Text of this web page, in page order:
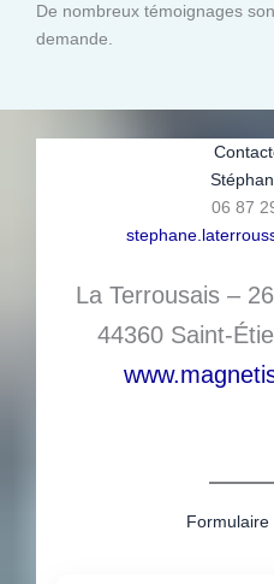
De nombreux témoignages
demande.
06 87
La Terrousais –
44360 Saint-
Formulaire